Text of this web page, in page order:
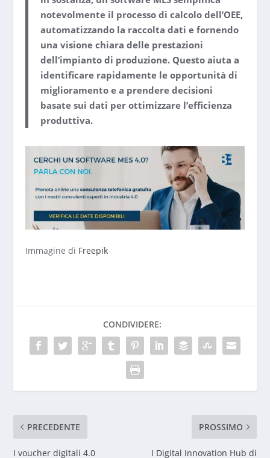
notevolmente il processo di calcolo dell’OEE,
automatizzando la raccolta dati e fornendo
una visione chiara delle prestazioni
dell’impianto di produzione. Questo aiuta a
identificare rapidamente le opportunità di
miglioramento e a prendere decisioni
basate sui dati per ottimizzare l’efficienza
produttiva.
Immagine di Freepik
CONDIVIDERE:
PRECEDENTE
I voucher digitali 4.0
PROSSIMO
I Digital Innovation Hub di